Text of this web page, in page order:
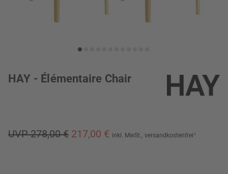
HAY - Élémentaire Chair
UVP 278,00 € 217,00 € inkl. MwSt., versandkostenfrei*